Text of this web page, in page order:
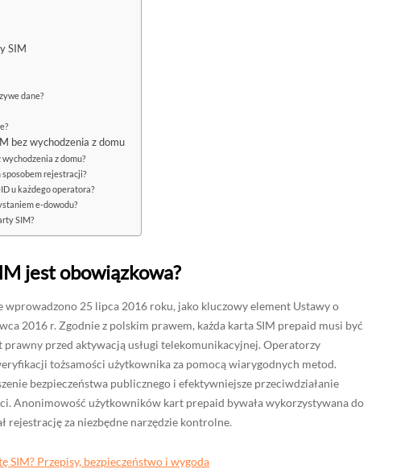
SIM
dane?
bez wychodzenia z domu
z domu?
rejestracji?
u każdego operatora?
e-dowodu?
SIM?
jest obowiązkowa?
25 lipca 2016 roku, jako kluczowy element Ustawy o
2016 r. Zgodnie z polskim prawem, każda karta SIM prepaid musi być
przed aktywacją usługi telekomunikacyjnej. Operatorzy
tożsamości użytkownika za pomocą wiarygodnych metod.
bezpieczeństwa publicznego i efektywniejsze przeciwdziałanie
Anonimowość użytkowników kart prepaid bywała wykorzystywana do
rejestrację za niezbędne narzędzie kontrolne.
SIM? Przepisy, bezpieczeństwo i wygoda